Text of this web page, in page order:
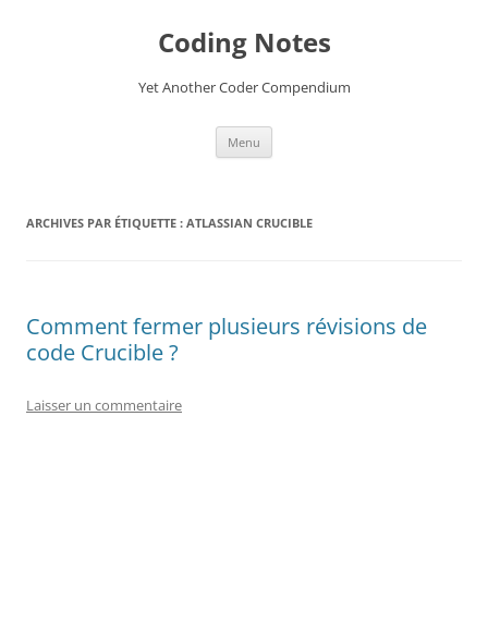
Coding Notes
Yet Another Coder Compendium
Menu
ARCHIVES PAR ÉTIQUETTE : ATLASSIAN CRUCIBLE
Comment fermer plusieurs révisions de
code Crucible ?
Laisser un commentaire